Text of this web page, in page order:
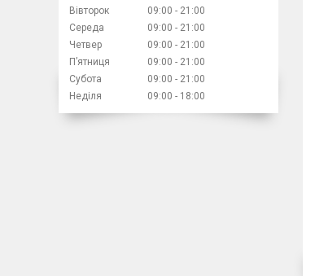
Вівторок
09:00
21:00
Середа
09:00
21:00
Четвер
09:00
21:00
Пʼятниця
09:00
21:00
Субота
09:00
21:00
Неділя
09:00 18:00